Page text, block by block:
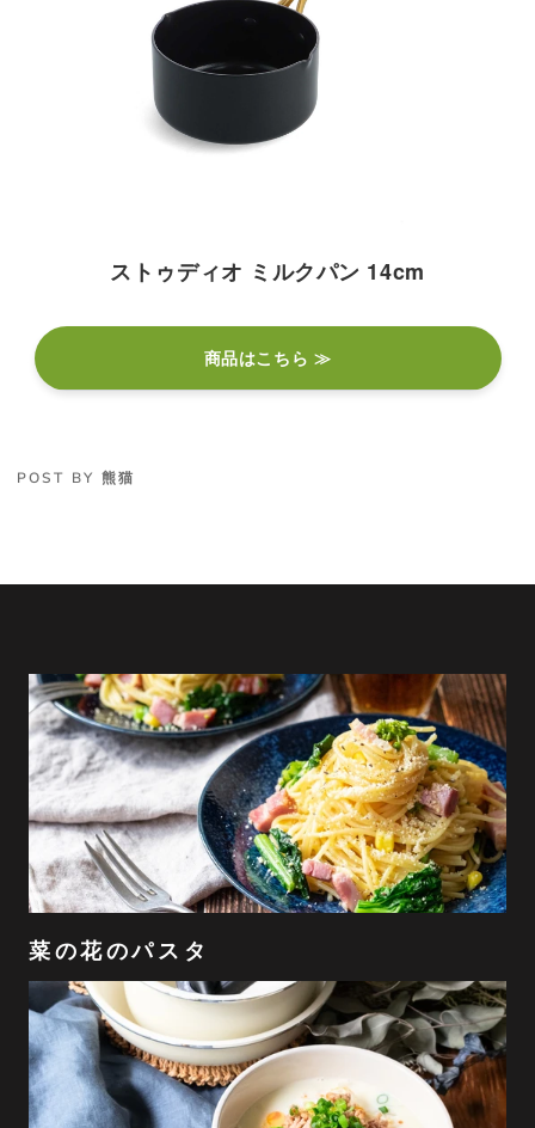
ストゥディオ ミルクパン 14cm
商品はこちら ≫
POST BY 熊猫
菜の花のパスタ